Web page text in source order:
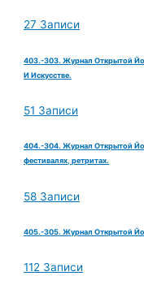
27 Записи
403.-303. Журнал Открытой
И Искусстве.
51 Записи
404.-304. Журнал Открытой
фестивалях, ретритах.
58 Записи
405.-305. Журнал Открытой
112 Записи